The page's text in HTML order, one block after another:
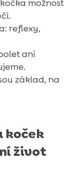
možnost
reflexy,
ani
základ, na
koček
život